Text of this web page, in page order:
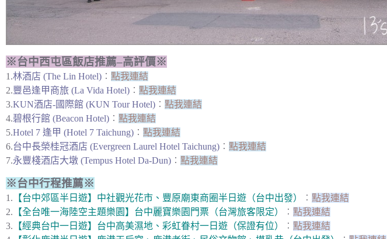
※台中西屯區飯店推薦–高評價※
1.林酒店 (The Lin Hotel) ︰ 點我連結
2.豐邑逢甲商旅 (La Vida Hotel) ︰ 點我連結
3.KUN酒店-國際館 (KUN Tour Hotel) ︰ 點我連結
4.碧根行館 (Beacon Hotel) ︰ 點我連結
5.Hotel 7 逢甲 (Hotel 7 Taichung) ︰ 點我連結
6.台中長榮桂冠酒店 (Evergreen Laurel Hotel Taichung) ︰ 點我連結
7.永豐棧酒店大墩 (Tempus Hotel Da-Dun) ︰ 點我連結
※台中行程推薦※
1. 【台中郊區半日遊】中社觀光花市、豐原廟東商圈半日遊（台中出發） ︰ 點我連結
2. 【全台唯一海陸空主題樂園】台中麗寶樂園門票（台灣旅客限定） ︰ 點我連結
3. 【經典台中一日遊】台中高美濕地、彩虹眷村一日遊（保證有位） ︰ 點我連結